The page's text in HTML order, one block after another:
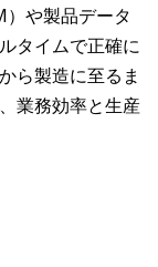
や製品データ
タイムで正確に
ら製造に至るま
業務効率と生産